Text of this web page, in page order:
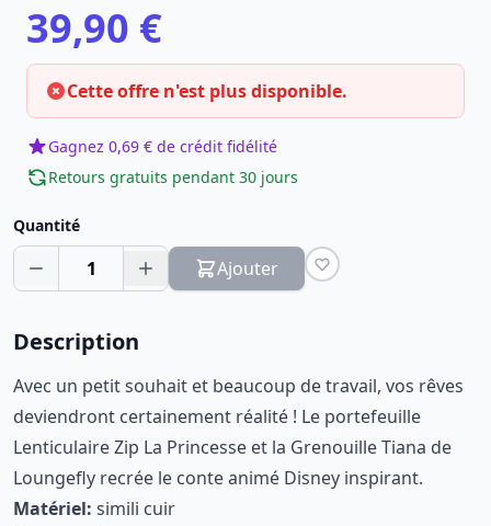
39,90 €
Cette offre n'est plus disponible.
Gagnez 0,69 € de crédit fidélité
Retours gratuits pendant 30 jours
Quantité
1 Ajouter
Description
Avec un petit souhait et beaucoup de travail, vos rêves
deviendront certainement réalité ! Le portefeuille
Lenticulaire Zip La Princesse et la Grenouille Tiana de
Loungefly recrée le conte animé Disney inspirant.
Matériel: simili cuir